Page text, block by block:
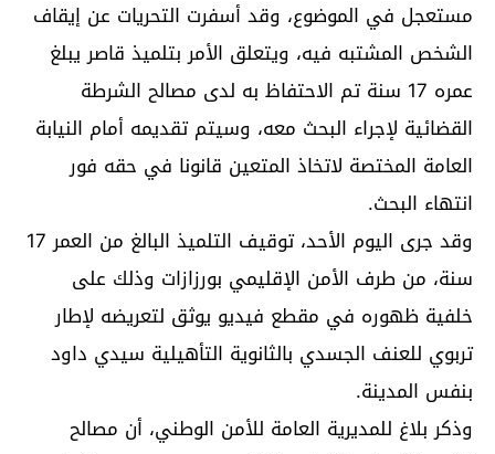
مستعجل في الموضوع، وقد أسفرت التحريات عن إيقاف
الشخص المشتبه فيه، ويتعلق الأمر بتلميذ قاصر يبلغ
عمره 17 سنة تم الاحتفاظ به لدى مصالح الشرطة
القضائية لإجراء البحث معه، وسيتم تقديمه أمام النيابة
العامة المختصة لاتخاذ المتعين قانونا في حقه فور
انتهاء البحث.
وقد جرى اليوم الأحد، توقيف التلميذ البالغ من العمر 17
سنة، من طرف الأمن الإقليمي بورزازات وذلك على
خلفية ظهوره في مقطع فيديو يوثق لتعريضه لإطار
تربوي للعنف الجسدي بالثانوية التأهيلية سيدي داود
بنفس المدينة.
وذكر بلاغ للمديرية العامة للأمن الوطني، أن مصالح